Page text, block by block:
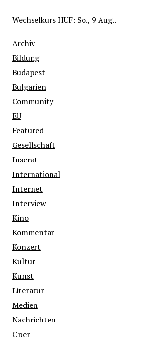
WechselkursHUF: So., 9 Aug..
Archiv
Bildung
Budapest
Bulgarien
Community
EU
Featured
Gesellschaft
Inserat
International
Internet
Interview
Kino
Kommentar
Konzert
Kultur
Kunst
Literatur
Medien
Nachrichten
Oper